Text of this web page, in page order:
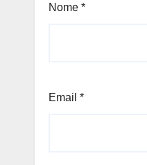
Nome *
Email *